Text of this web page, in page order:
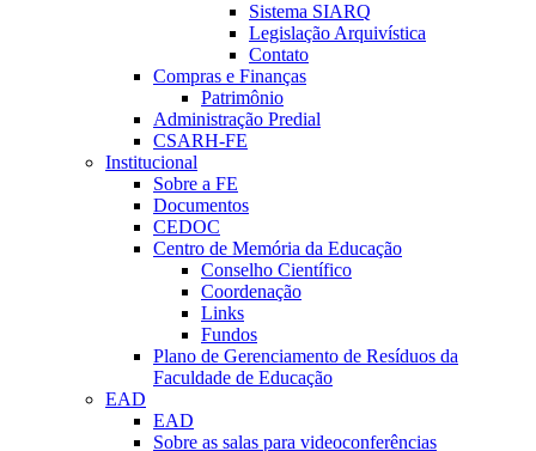
Sistema SIARQ
Legislação Arquivística
Contato
Compras e Finanças
Patrimônio
Administração Predial
CSARH-FE
Institucional
Sobre a FE
Documentos
CEDOC
Centro de Memória da Educação
Conselho Científico
Coordenação
Links
Fundos
Plano de Gerenciamento de Resíduos da
Faculdade de Educação
EAD
EAD
Sobre as salas para videoconferências